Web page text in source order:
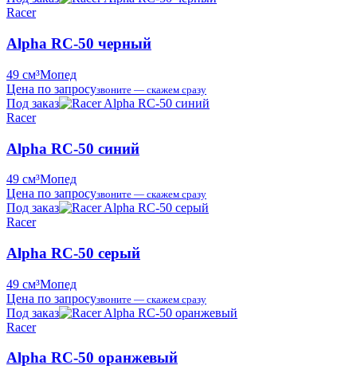
Racer
Alpha RC-50 черный
49 см³Мопед
Цена по запросузвоните — скажем сразу
Под заказ
Racer
Alpha RC-50 синий
49 см³Мопед
Цена по запросузвоните — скажем сразу
Под заказ
Racer
Alpha RC-50 серый
49 см³Мопед
Цена по запросузвоните — скажем сразу
Под заказ
Racer
Alpha RC-50 оранжевый